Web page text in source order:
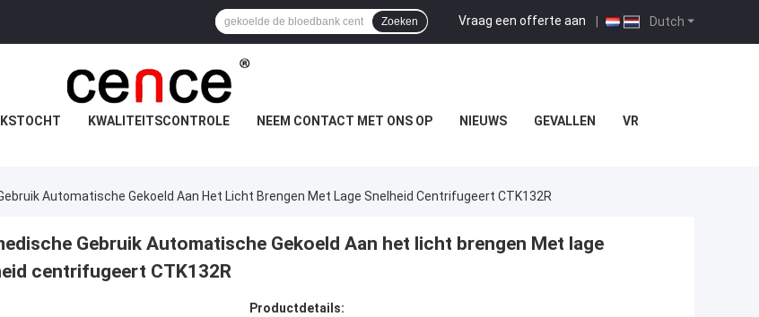
Dutch
Vraag een offerte aan |
Zoeken
KWALITEITSCONTROLE NEEM CONTACT MET ONS OP NIEUWS GEVALLEN VR
Automatische Gekoeld Aan Het Licht Brengen Met Lage Snelheid Centrifugeert CTK132R
Gebruik Automatische Gekoeld Aan het licht brengen Met lage
centrifugeert CTK132R
Productdetails: